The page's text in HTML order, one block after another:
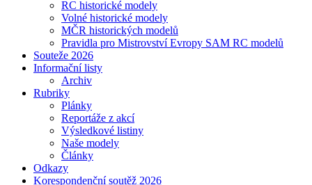
RC historické modely
Volné historické modely
MČR historických modelů
Pravidla pro Mistrovství Evropy SAM RC modelů
Souteže 2026
Informační listy
Archiv
Rubriky
Plánky
Reportáže z akcí
Výsledkové listiny
Naše modely
Články
Odkazy
Korespondenční soutěž 2026